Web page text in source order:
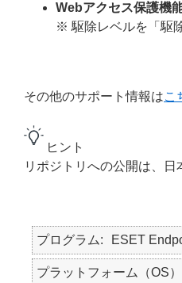
Webアクセス保護機
※ 駆除レベルを「駆
その他のサポート情報はこ
ヒント
リポジトリへの公開は、
プログラム ESET
プラットフォーム（OS）